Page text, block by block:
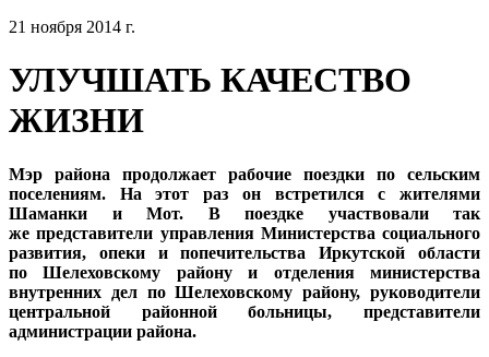
21 ноября 2014 г.
УЛУЧШАТЬ КАЧЕСТВО
ЖИЗНИ
Мэр района продолжает рабочие поездки по сельским
поселениям. На этот раз он встретился с жителями
Шаманки и Мот. В поездке участвовали так
же представители управления Министерства социального
развития, опеки и попечительства Иркутской области
по Шелеховскому району и отделения министерства
внутренних дел по Шелеховскому району, руководители
центральной районной больницы, представители
администрации района.